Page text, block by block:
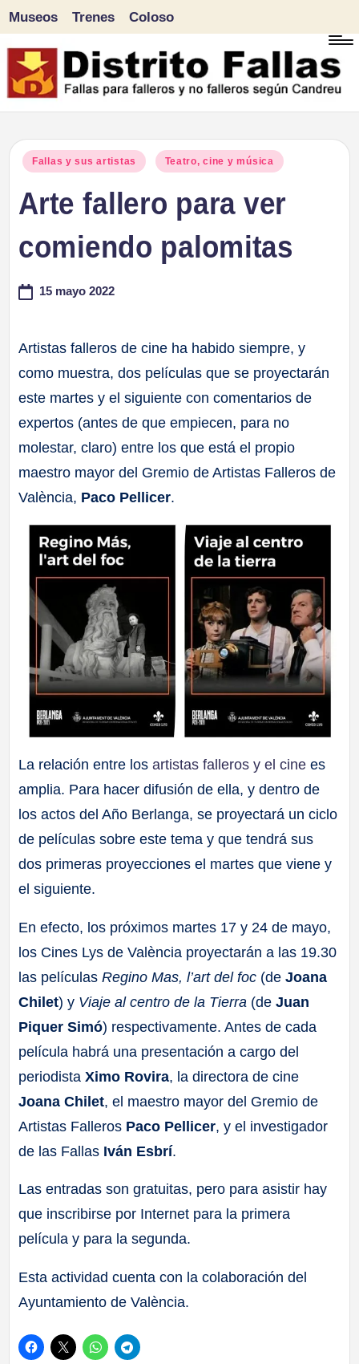
Saltar
al
Museos Trenes Coloso
Publicado
Fallas y sus artistas Teatro, cine y música
Arte fallero para ver
comiendo palomitas
15 mayo 2022
Artistas falleros de cine ha habido siempre, y
como muestra, dos películas que se proyectarán
este martes y el siguiente con comentarios de
expertos (antes de que empiecen, para no
molestar, claro) entre los que está el propio
maestro mayor del Gremio de Artistas Falleros de
València, Paco Pellicer.
La relación entre losartistas falleros y el cine es
amplia. Para hacer difusión de ella, y dentro de
los actos del Año Berlanga, se proyectará un ciclo
de películas sobre este tema y que tendrá sus
dos primeras proyecciones el martes que viene y
el siguiente.
En efecto, los próximos martes 17 y 24 de mayo,
los Cines Lys de València proyectarán a las 19.30
las películasRegino Mas, l’art del foc (deJoana
Chilet) y Viaje al centro de la Tierra (deJuan
Piquer Simó) respectivamente. Antes de cada
película habrá una presentación a cargo del
periodistaXimo Rovira, la directora de cine
Joana Chilet, el maestro mayor del Gremio de
Artistas Falleros Paco Pellicer, y el investigador
de las Fallas Iván Esbrí.
Las entradas son gratuitas, pero para asistir hay
que inscribirse por Internet para la primera
película y para la segunda.
Esta actividad cuenta con la colaboración del
Ayuntamiento de València.